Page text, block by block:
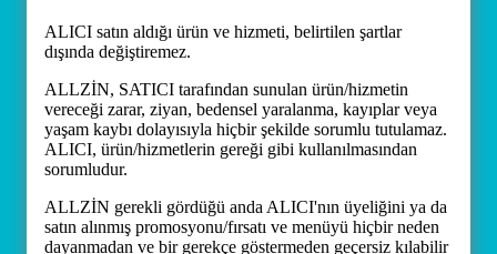
ALICI satın aldığı ürün ve hizmeti, belirtilen şartlar
dışında değiştiremez.
ALLZİN, SATICI tarafından sunulan ürün/hizmetin
vereceği zarar, ziyan, bedensel yaralanma, kayıplar veya
yaşam kaybı dolayısıyla hiçbir şekilde sorumlu tutulamaz.
ALICI, ürün/hizmetlerin gereği gibi kullanılmasından
sorumludur.
ALLZİN gerekli gördüğü anda ALICI'nın üyeliğini ya da
satın alınmış promosyonu/fırsatı ve menüyü hiçbir neden
dayanmadan ve bir gerekçe göstermeden geçersiz kılabilir